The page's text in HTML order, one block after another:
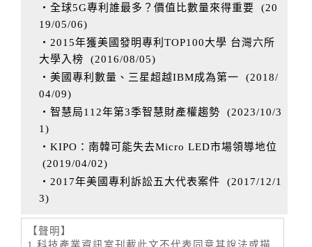
‧全球5G專利誰最多？價值比數量來得重要 (20
19/05/06)
‧2015年獲美國發明專利TOP100大學 台灣六所
大學入榜 (2016/08/05)
‧美國專利數量、三星超越IBM成為第一 (2018/
04/09)
‧智慧局112年第3季智慧財產權趨勢 (2023/10/3
1 )
‧KIPO：南韓可能失去Micro LED市場領導地位
(2019/04/02)
‧2017年美國專利訴訟五大代表案件 (2017/12/1
3)
【聲明】